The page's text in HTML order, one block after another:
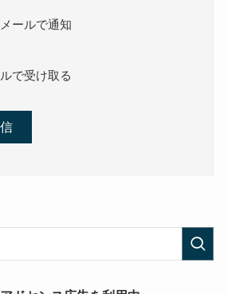
ールで通知
で受け取る